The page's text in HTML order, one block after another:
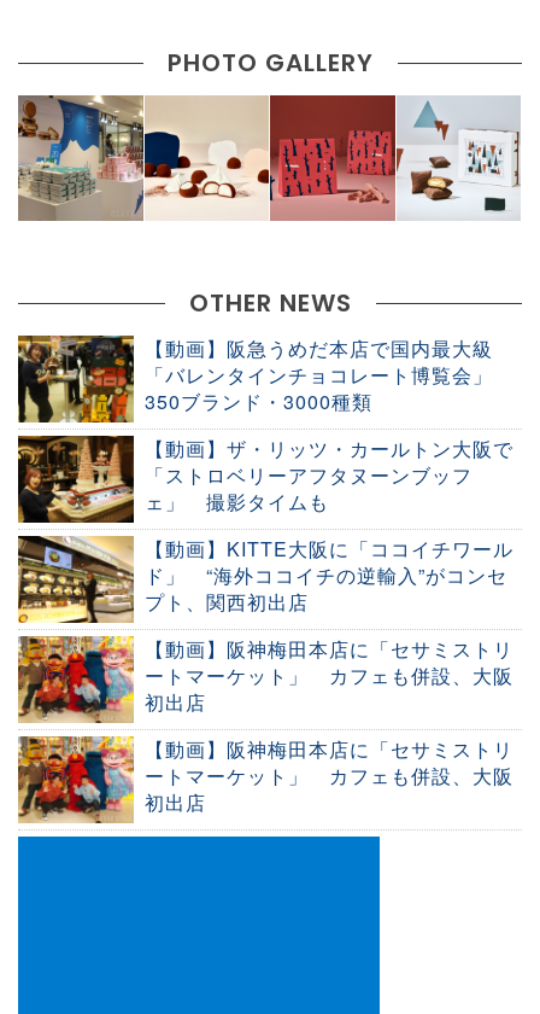
PHOTO GALLERY
OTHER NEWS
【動画】阪急うめだ本店で国内最大級
「バレンタインチョコレート博覧会」
350ブランド・3000種類
【動画】ザ・リッツ・カールトン大阪で
「ストロベリーアフタヌーンブッフ
ェ」 撮影タイムも
【動画】KITTE大阪に「ココイチワール
ド」 “海外ココイチの逆輸入”がコンセ
プト、関西初出店
【動画】阪神梅田本店に「セサミストリ
ートマーケット」 カフェも併設、大阪
初出店
【動画】阪神梅田本店に「セサミストリ
ートマーケット」 カフェも併設、大阪
初出店